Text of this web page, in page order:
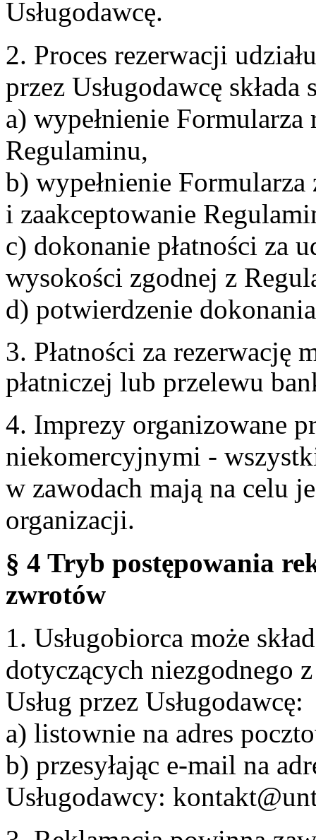
Usługodawcę.
2. Proces rezerwacji
przez Usługodawcę
a) wypełnienie
Regulaminu,
b) wypełnienie Formularza
i zaakceptowanie
c) dokonanie płatności za
wysokości zgodnej z
d) potwierdzenie
3. Płatności za rezerwację
płatniczej lub przelewu
4. Imprezy organizowane
niekomercyjnymi -
w zawodach mają na celu
organizacji.
§ 4 Tryb postępowania
zwrotów
1. Usługobiorca może
dotyczących niezgodnego
Usług przez Usługodawcę:
a) listownie na adres
b) przesyłając e-mail na
Usługodawcy: